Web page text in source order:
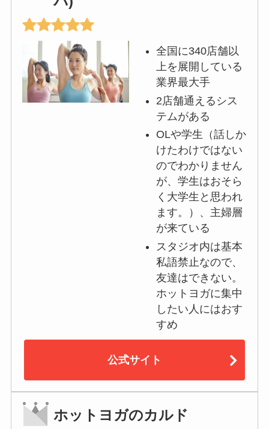
全国に340店舗以
上を展開している
業界最大手
2店舗通えるシス
テムがある
OLや学生（話しか
けたわけではない
のでわかりません
が、学生はおそら
く大学生と思われ
ます。）、主婦層
が来ている
スタジオ内は基本
私語禁止なので、
友達はできない。
ホットヨガに集中
したい人にはおす
すめ
公式サイト
ホットヨガのカルド